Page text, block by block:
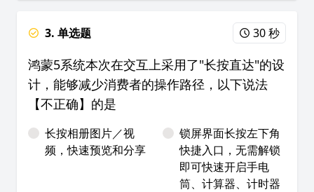
3. 单选题 30 秒
鸿蒙5系统本次在交互上采用了"长按直达"的设
计，能够减少消费者的操作路径，以下说法
【不正确】的是
长按相册图片／视
频，快速预览和分享
锁屏界面长按左下角
快捷入口，无需解锁
即可快速开启手电
筒、计算器、计时器